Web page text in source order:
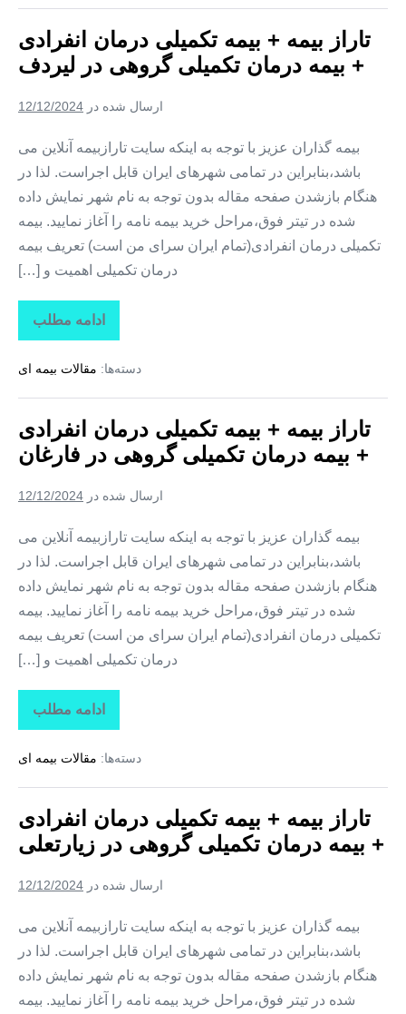
درمان
+
بیمه
درمان
تکمیلی
در
تاراز بیمه + بیمه تکمیلی درمان انفرادی
+ بیمه درمان تکمیلی گروهی در لیردف
ارسال شده در 12/12/2024
بیمه گذاران عزیز با توجه به اینکه سایت تارازبیمه آنلاین می
باشد،بنابراین در تمامی شهرهای ایران قابل اجراست. لذا در
هنگام بازشدن صفحه مقاله بدون توجه به نام شهر نمایش داده
شده در تیتر فوق،مراحل خرید بیمه نامه را آغاز نمایید. بیمه
تکمیلی درمان انفرادی(تمام ایران سرای من است) تعریف بیمه
درمان تکمیلی اهمیت و […]
ادامه مطلب
تاراز
بیمه
بیمه
درمان
+
بیمه
درمان
تکمیلی
در
دسته‌ها: مقالات بیمه ای
تاراز بیمه + بیمه تکمیلی درمان انفرادی
+ بیمه درمان تکمیلی گروهی در فارغان
ارسال شده در 12/12/2024
بیمه گذاران عزیز با توجه به اینکه سایت تارازبیمه آنلاین می
باشد،بنابراین در تمامی شهرهای ایران قابل اجراست. لذا در
هنگام بازشدن صفحه مقاله بدون توجه به نام شهر نمایش داده
شده در تیتر فوق،مراحل خرید بیمه نامه را آغاز نمایید. بیمه
تکمیلی درمان انفرادی(تمام ایران سرای من است) تعریف بیمه
درمان تکمیلی اهمیت و […]
ادامه مطلب
تاراز
بیمه
بیمه
درمان
+
بیمه
درمان
تکمیلی
در
دسته‌ها: مقالات بیمه ای
تاراز بیمه + بیمه تکمیلی درمان انفرادی
+ بیمه درمان تکمیلی گروهی در زیارتعلی
ارسال شده در 12/12/2024
بیمه گذاران عزیز با توجه به اینکه سایت تارازبیمه آنلاین می
باشد،بنابراین در تمامی شهرهای ایران قابل اجراست. لذا در
هنگام بازشدن صفحه مقاله بدون توجه به نام شهر نمایش داده
شده در تیتر فوق،مراحل خرید بیمه نامه را آغاز نمایید. بیمه